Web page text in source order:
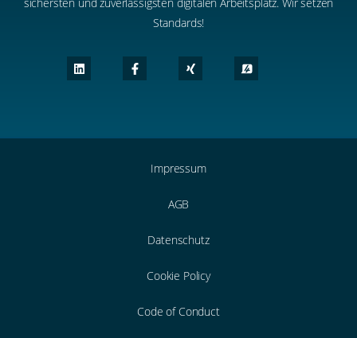
sichersten und zuverlässigsten digitalen Arbeitsplatz. Wir setzen
Standards!
Impressum
AGB
Datenschutz
Cookie Policy
Code of Conduct